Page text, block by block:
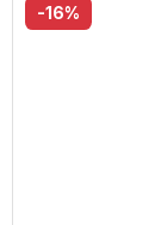
-16%